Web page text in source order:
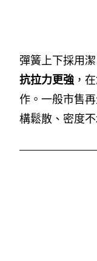
彈簧上下採用
抗拉力更強 ，
作。一般市售
構鬆散、密度